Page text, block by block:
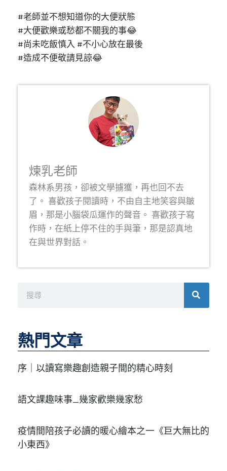
#老師並不想知道你的大便狀態
#大便歡樂或愁都不關我的事😂
#尚未吃飯慎入 #不小心放在最後
#造成不便敬請見諒😂
煉乳老師
森林系男孩，卻被文學擄獲，再也回不去
了。 喜歡孩子閱讀時，不由自主地笑容與皺
眉，那是小腦袋瓜運作的聲音。 喜歡孩子寫
作時，在紙上停不住的手與筆，那是認真地
在與世界對話。
熱門文章
序｜以讀寫樂趣創造親子間的精心時刻
語文課趣味事_幾家歡樂幾家愁
疫情間陪孩子必讀的暖心繪本之一《巨大無比的
小東西》